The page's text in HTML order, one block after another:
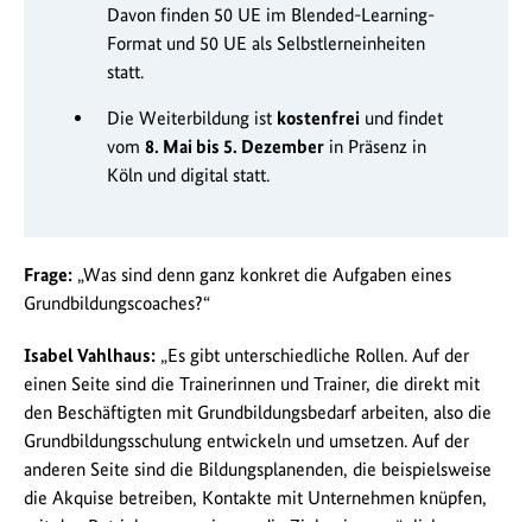
Davon finden 50 UE im Blended-Learning-
Format und 50 UE als Selbstlerneinheiten
statt.
Die Weiterbildung ist kostenfrei und findet
vom 8. Mai bis 5. Dezember in Präsenz in
Köln und digital statt.
Frage: „Was sind denn ganz konkret die Aufgaben eines
Grundbildungscoaches?“
Isabel Vahlhaus: „Es gibt unterschiedliche Rollen. Auf der
einen Seite sind die Trainerinnen und Trainer, die direkt mit
den Beschäftigten mit Grundbildungsbedarf arbeiten, also die
Grundbildungsschulung entwickeln und umsetzen. Auf der
anderen Seite sind die Bildungsplanenden, die beispielsweise
die Akquise betreiben, Kontakte mit Unternehmen knüpfen,